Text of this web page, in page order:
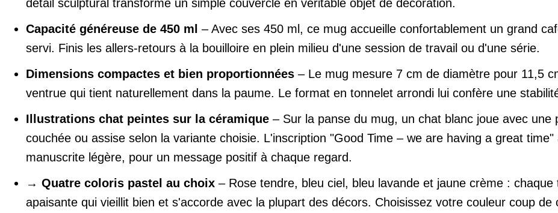
détail sculptural transforme un simple couvercle en véritable objet de décoration.
Capacité généreuse de 450 ml – Avec ses 450 ml, ce mug accueille confortablement un grand
servi. Finis les allers-retours à la bouilloire en plein milieu d'une session de travail ou d'une série.
Dimensions compactes et bien proportionnées – Le mug mesure 7 cm de diamètre pour 11,5
ventrue qui tient naturellement dans la paume. Le format en tonnelet arrondi lui confère une
Illustrations chat peintes sur la céramique – Sur la panse du mug, un chat blanc joue avec
couchée ou assise selon la variante choisie. L'inscription "Good Time – we are having a great
manuscrite légère, pour un message positif à chaque regard.
→ Quatre coloris pastel au choix – Rose tendre, bleu ciel, bleu lavande et jaune crème :
apaisante qui vieillit bien et s'accorde avec la plupart des décors. Choisissez votre couleur coup